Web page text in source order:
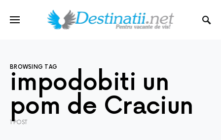
BROWSING TAG
impodobiti un
pom de Craciun
1 POST